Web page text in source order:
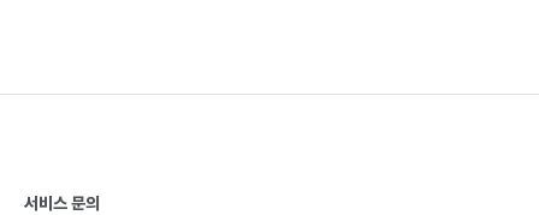
서비스 문의